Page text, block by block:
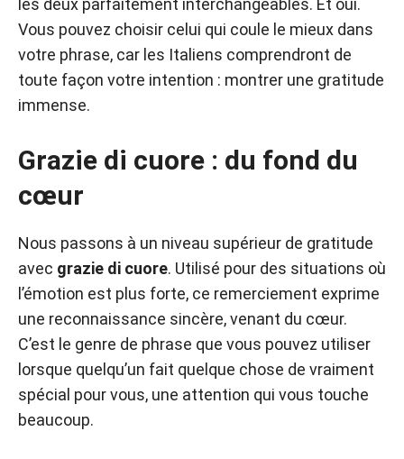
les deux parfaitement interchangeables. Et oui.
Vous pouvez choisir celui qui coule le mieux dans
votre phrase, car les Italiens comprendront de
toute façon votre intention : montrer une gratitude
immense.
Grazie di cuore : du fond du
cœur
Nous passons à un niveau supérieur de gratitude
avec grazie di cuore. Utilisé pour des situations où
l’émotion est plus forte, ce remerciement exprime
une reconnaissance sincère, venant du cœur.
C’est le genre de phrase que vous pouvez utiliser
lorsque quelqu’un fait quelque chose de vraiment
spécial pour vous, une attention qui vous touche
beaucoup.